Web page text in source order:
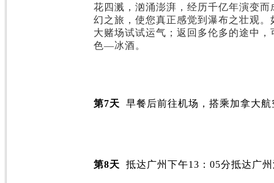
花四溅，汹涌澎湃，经历千亿年演变
幻之旅，使您真正感觉到瀑布之壮观
大赌场试试运气；返回多伦多的途中
色—冰酒。
第7天 早餐后前往机场，搭乘加拿大
第8天 抵达广州下午13 ： 05分抵达广